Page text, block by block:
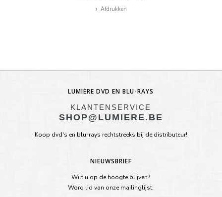
Afdrukken
LUMIÈRE DVD EN BLU-RAYS
KLANTENSERVICE
SHOP@LUMIERE.BE
Koop dvd's en blu-rays rechtstreeks bij de distributeur!
NIEUWSBRIEF
Wilt u op de hoogte blijven?
Word lid van onze mailinglijst: